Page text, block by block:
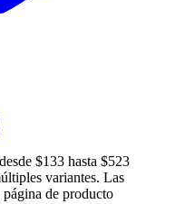
$133 hasta $523
variantes. Las
de producto